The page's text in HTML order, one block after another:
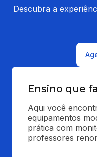
Descubra a
Ensino que
Aqui você
equipamentos
prática com
professores